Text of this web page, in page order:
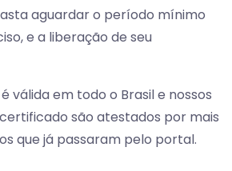
aguardar o período mínimo
e a liberação de seu
válida em todo o Brasil e nossos
são atestados por mais
que já passaram pelo portal.